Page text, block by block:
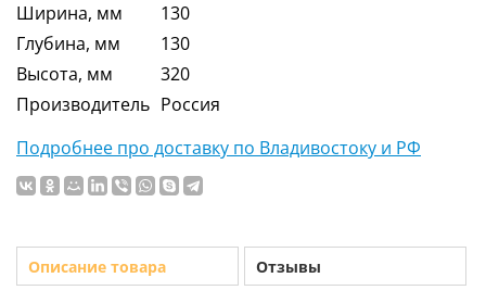
Ширина, мм
130
Глубина, мм
130
Высота, мм
320
Производитель Россия
Подробнее про доставку по Владивостоку и РФ
Описание товара Отзывы